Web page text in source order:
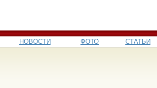
НОВОСТИ ФОТО СТАТЬИ